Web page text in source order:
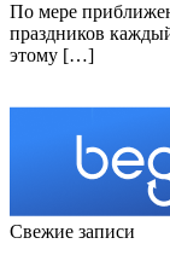
По мере
праздников
этому […]
Свежие записи